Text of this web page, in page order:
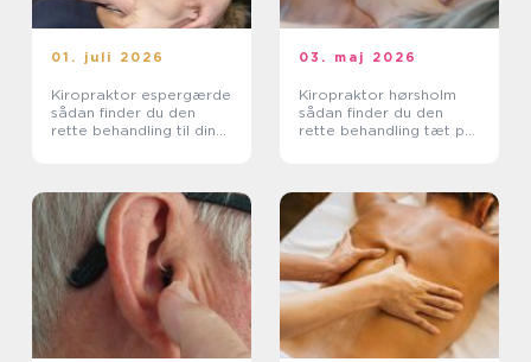
01. juli 2026
Kiropraktor espergærde
sådan finder du den
rette behandling til dine
03. maj 2026
Kiropraktor hørsholm
sådan finder du den
rette behandling tæt på